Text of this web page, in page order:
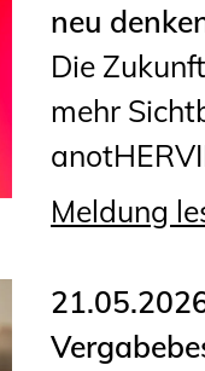
neu
Die
mehr
Meldung